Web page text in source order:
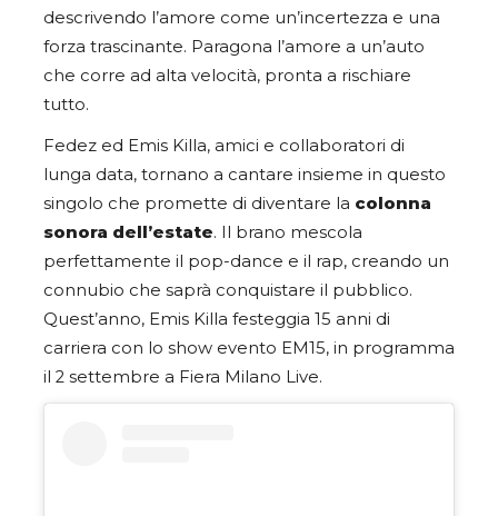
descrivendo l’amore come un’incertezza e una
forza trascinante. Paragona l’amore a un’auto
che corre ad alta velocità, pronta a rischiare
tutto.
Fedez ed Emis Killa, amici e collaboratori di
lunga data, tornano a cantare insieme in questo
singolo che promette di diventare la colonna
sonora dell’estate. Il brano mescola
perfettamente il pop-dance e il rap, creando un
connubio che saprà conquistare il pubblico.
Quest’anno, Emis Killa festeggia 15 anni di
carriera con lo show evento EM15, in programma
il 2 settembre a Fiera Milano Live.